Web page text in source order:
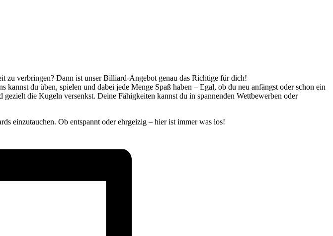
zu verbringen? Dann ist unser Billiard-Angebot genau das Richtige für dich!
du üben, spielen und dabei jede Menge Spaß haben – Egal, ob du neu anfängst oder schon ein
die Kugeln versenkst. Deine Fähigkeiten kannst du in spannenden Wettbewerben oder
einzutauchen. Ob entspannt oder ehrgeizig – hier ist immer was los!